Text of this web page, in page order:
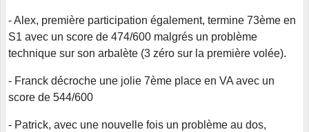
- Alex, première participation également, termine 73ème en
S1 avec un score de 474/600 malgrés un problème
technique sur son arbalète (3 zéro sur la première volée).
- Franck décroche une jolie 7ème place en VA avec un
score de 544/600
- Patrick, avec une nouvelle fois un problème au dos,